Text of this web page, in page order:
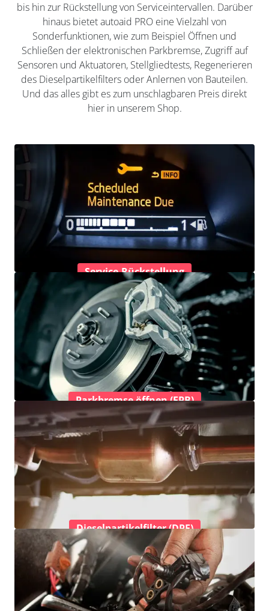
bis hin zur Rückstellung von Serviceintervallen. Darüber
hinaus bietet autoaid PRO eine Vielzahl von
Sonderfunktionen, wie zum Beispiel Öffnen und
Schließen der elektronischen Parkbremse, Zugriff auf
Sensoren und Aktuatoren, Stellgliedtests, Regenerieren
des Dieselpartikelfilters oder Anlernen von Bauteilen.
Und das alles gibt es zum unschlagbaren Preis direkt
hier in unserem Shop.
Service-Rückstellung
Parkbremse öffnen (EPB)
Dieselpartikelfilter (DPF)